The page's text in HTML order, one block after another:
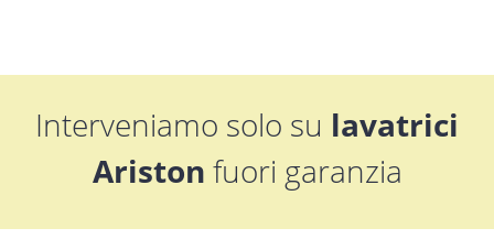
Interveniamo solo su lavatrici
Ariston fuori garanzia